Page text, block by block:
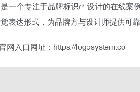
一个专注于品牌标识
设计的在线案
表达形式，为品牌方与设计师提供可靠
网入口网址：https://logosystem.co